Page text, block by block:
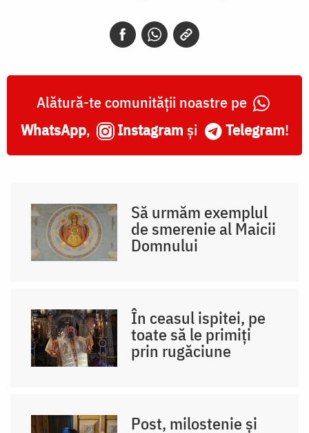
Alătură-te comunității noastre pe
WhatsApp, Instagram și Telegram!
Să urmăm exemplul
de smerenie al Maicii
Domnului
În ceasul ispitei, pe
toate să le primiți
prin rugăciune
Post, milostenie și